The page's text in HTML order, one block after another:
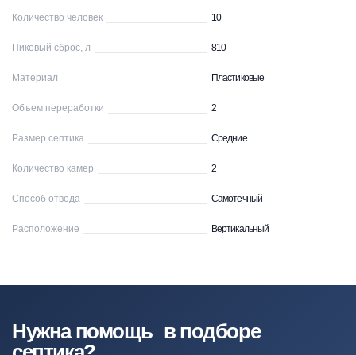
Количество человек 10
Пиковый сброс, л 810
Материал Пластиковые
Объем переработки 2
Размер септика Средние
Количество камер 2
Способ отвода Самотечный
Расположение Вертикальный
Нужна помощь в подборе